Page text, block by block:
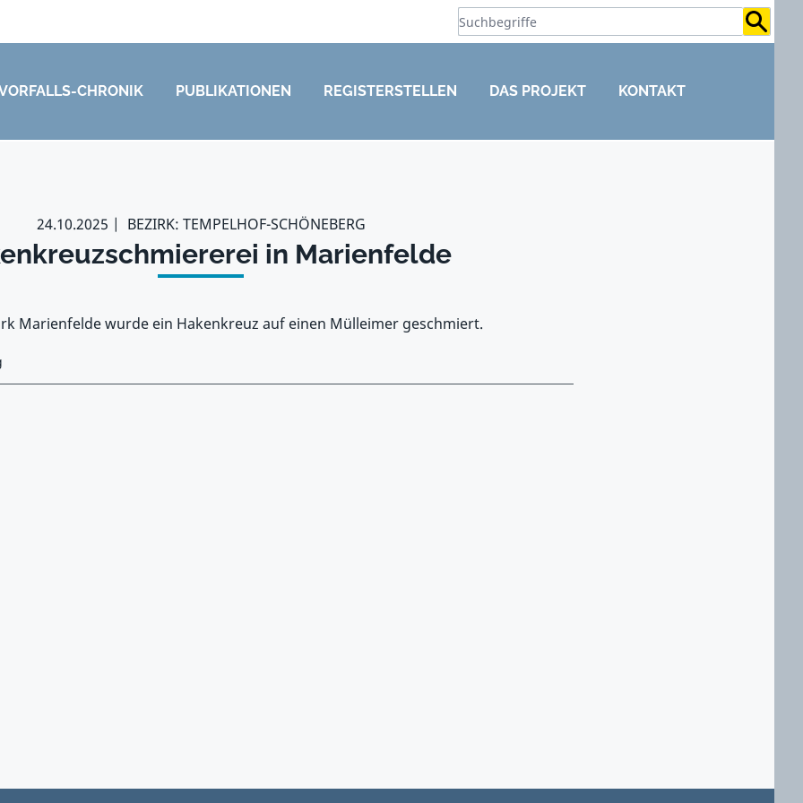
CHRONIK PUBLIKATIONEN REGISTERSTELLEN DAS PROJEKT KONTAKT
24.10.2025 BEZIRK: TEMPELHOF-SCHÖNEBERG
in Marienfelde
Marienfelde wurde ein Hakenkreuz auf einen Mülleimer geschmiert.